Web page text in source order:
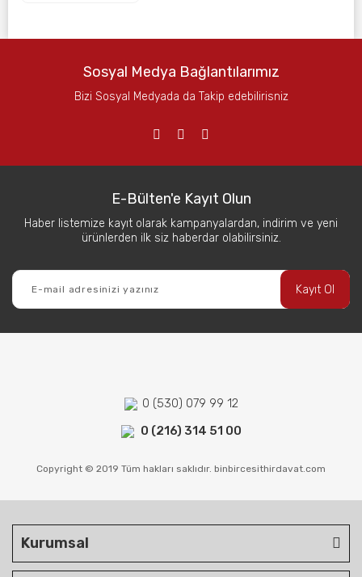
Sosyal Medya Bağlantılarımız
Bizi Sosyal Medyada da Takip edebilirisniz
E-Bülten'e Kayıt Olun
Haber listemize kayıt olarak kampanyalardan, indirim ve yeni
ürünlerden ilk siz haberdar olabilirsiniz.
Kayıt Ol
0 (530) 079 99 12
0 (216) 314 51 00
Copyright © 2019 Tüm hakları saklıdır. binbircesithirdavat.com
Kurumsal